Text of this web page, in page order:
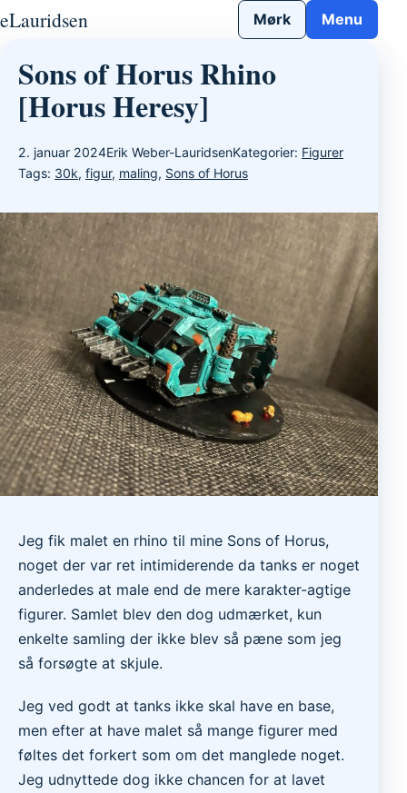
Gå til indhold
eLauridsen Mørk Menu
Sons of Horus Rhino
[Horus Heresy]
2. januar 2024Erik Weber-LauridsenKategorier: Figurer
Tags: 30k, figur, maling, Sons of Horus
Jeg fik malet en rhino til mine Sons of Horus,
noget der var ret intimiderende da tanks er noget
anderledes at male end de mere karakter-agtige
figurer. Samlet blev den dog udmærket, kun
enkelte samling der ikke blev så pæne som jeg
så forsøgte at skjule.
Jeg ved godt at tanks ikke skal have en base,
men efter at have malet så mange figurer med
føltes det forkert som om det manglede noget.
Jeg udnyttede dog ikke chancen for at lavet